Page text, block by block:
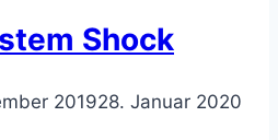
Shock
201928. Januar 2020